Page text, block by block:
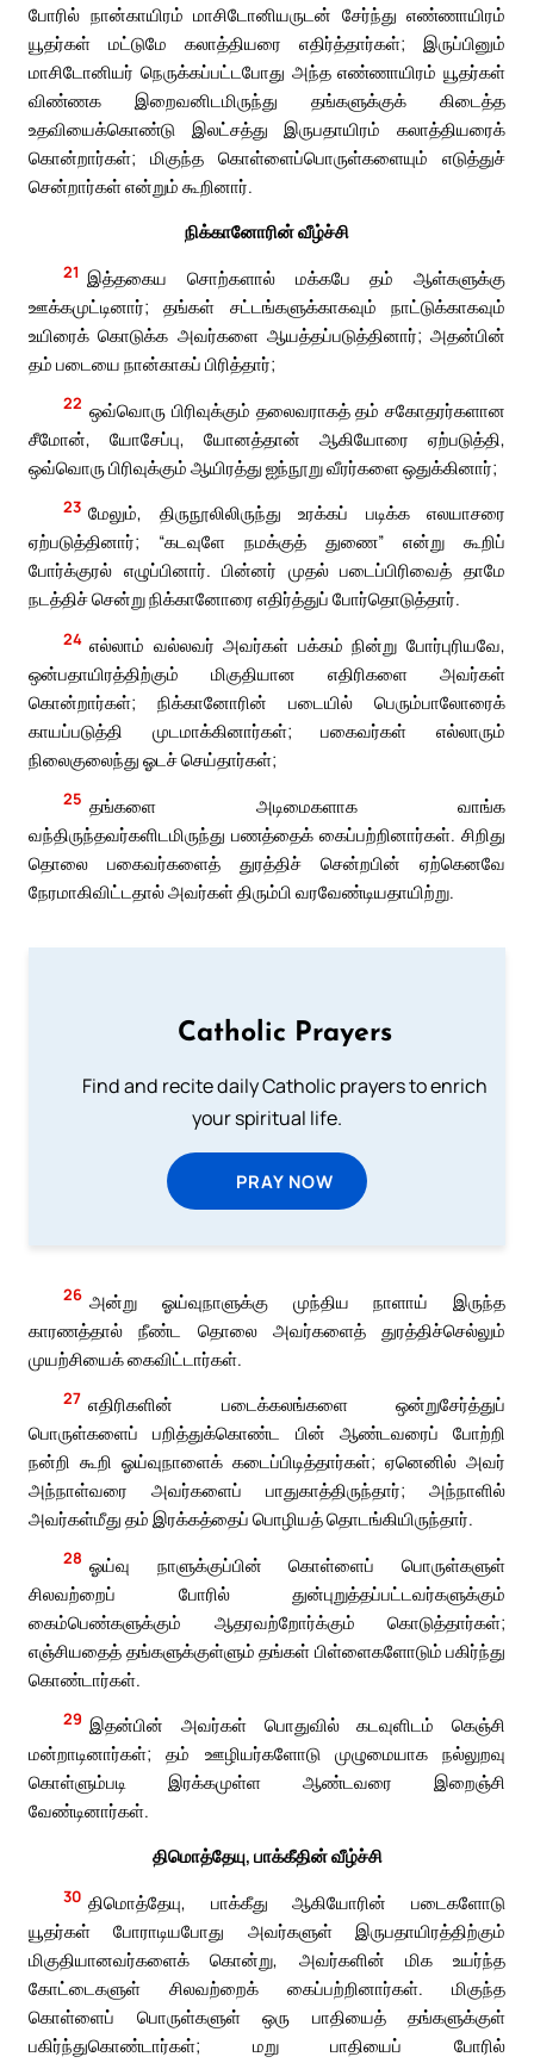
போரில் நான்காயிரம் மாசிடோனியருடன் சேர்ந்து எண்ணாயிரம்
யூதர்கள் மட்டுமே கலாத்தியரை எதிர்த்தார்கள்; இருப்பினும்
மாசிடோனியர் நெருக்கப்பட்டபோது அந்த எண்ணாயிரம் யூதர்கள்
விண்ணக இறைவனிடமிருந்து தங்களுக்குக் கிடைத்த
உதவியைக்கொண்டு இலட்சத்து இருபதாயிரம் கலாத்தியரைக்
கொன்றார்கள்; மிகுந்த கொள்ளைப்பொருள்களையும் எடுத்துச்
சென்றார்கள் என்றும் கூறினார்.
நிக்கானோரின் வீழ்ச்சி
21 இத்தகைய சொற்களால் மக்கபே தம் ஆள்களுக்கு
ஊக்கமுட்டினார்; தங்கள் சட்டங்களுக்காகவும் நாட்டுக்காகவும்
உயிரைக் கொடுக்க அவர்களை ஆயத்தப்படுத்தினார்; அதன்பின்
தம் படையை நான்காகப் பிரித்தார்;
22 ஒவ்வொரு பிரிவுக்கும் தலைவராகத் தம் சகோதரர்களான
சீமோன், யோசேப்பு, யோனத்தான் ஆகியோரை ஏற்படுத்தி,
ஒவ்வொரு பிரிவுக்கும் ஆயிரத்து ஐந்நூறு வீரர்களை ஒதுக்கினார்;
23 மேலும், திருநூலிலிருந்து உரக்கப் படிக்க எலயாசரை
ஏற்படுத்தினார்; “கடவுளே நமக்குத் துணை” என்று கூறிப்
போர்க்குரல் எழுப்பினார். பின்னர் முதல் படைப்பிரிவைத் தாமே
நடத்திச் சென்று நிக்கானோரை எதிர்த்துப் போர்தொடுத்தார்.
24 எல்லாம் வல்லவர் அவர்கள் பக்கம் நின்று போர்புரியவே,
ஒன்பதாயிரத்திற்கும் மிகுதியான எதிரிகளை அவர்கள்
கொன்றார்கள்; நிக்கானோரின் படையில் பெரும்பாலோரைக்
காயப்படுத்தி முடமாக்கினார்கள்; பகைவர்கள் எல்லாரும்
நிலைகுலைந்து ஓடச் செய்தார்கள்;
25 தங்களை அடிமைகளாக வாங்க
வந்திருந்தவர்களிடமிருந்து பணத்தைக் கைப்பற்றினார்கள். சிறிது
தொலை பகைவர்களைத் துரத்திச் சென்றபின் ஏற்கெனவே
நேரமாகிவிட்டதால் அவர்கள் திரும்பி வரவேண்டியதாயிற்று.
Catholic Prayers
Find and recite daily Catholic prayers to enrich
your spiritual life.
PRAY NOW
26 அன்று ஓய்வுநாளுக்கு முந்திய நாளாய் இருந்த
காரணத்தால் நீண்ட தொலை அவர்களைத் துரத்திச்செல்லும்
முயற்சியைக் கைவிட்டார்கள்.
27 எதிரிகளின் படைக்கலங்களை ஒன்றுசேர்த்துப்
பொருள்களைப் பறித்துக்கொண்ட பின் ஆண்டவரைப் போற்றி
நன்றி கூறி ஓய்வுநாளைக் கடைப்பிடித்தார்கள்; ஏனெனில் அவர்
அந்நாள்வரை அவர்களைப் பாதுகாத்திருந்தார்; அந்நாளில்
அவர்கள்மீது தம் இரக்கத்தைப் பொழியத் தொடங்கியிருந்தார்.
28 ஓய்வு நாளுக்குப்பின் கொள்ளைப் பொருள்களுள்
சிலவற்றைப் போரில் துன்புறுத்தப்பட்டவர்களுக்கும்
கைம்பெண்களுக்கும் ஆதரவற்றோர்க்கும் கொடுத்தார்கள்;
எஞ்சியதைத் தங்களுக்குள்ளும் தங்கள் பிள்ளைகளோடும் பகிர்ந்து
கொண்டார்கள்.
29 இதன்பின் அவர்கள் பொதுவில் கடவுளிடம் கெஞ்சி
மன்றாடினார்கள்; தம் ஊழியர்களோடு முழுமையாக நல்லுறவு
கொள்ளும்படி இரக்கமுள்ள ஆண்டவரை இறைஞ்சி
வேண்டினார்கள்.
திமொத்தேயு, பாக்கீதின் வீழ்ச்சி
30 திமொத்தேயு, பாக்கீது ஆகியோரின் படைகளோடு
யூதர்கள் போராடியபோது அவர்களுள் இருபதாயிரத்திற்கும்
மிகுதியானவர்களைக் கொன்று, அவர்களின் மிக உயர்ந்த
கோட்டைகளுள் சிலவற்றைக் கைப்பற்றினார்கள். மிகுந்த
கொள்ளைப் பொருள்களுள் ஒரு பாதியைத் தங்களுக்குள்
பகிர்ந்துகொண்டார்கள்; மறு பாதியைப் போரில்